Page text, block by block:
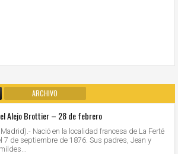
ARCHIVO
Alejo Brottier – 28 de febrero
Nació en la localidad francesa de La Ferté
7 de septiembre de 1876. Sus padres, Jean y